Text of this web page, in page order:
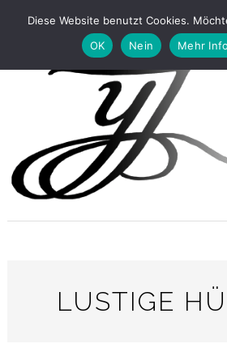
LUSTIGE
Diese Website benutzt Cookies.
OK
Nein Mehr